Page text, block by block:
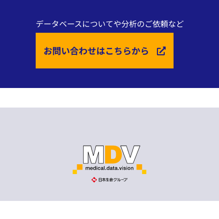
データベースについてや分析のご依頼など
お問い合わせはこちらから